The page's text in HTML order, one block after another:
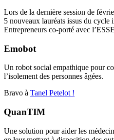
Lors de la dernière session de
5 nouveaux lauréats issus du cycle
Entrepreneurs co-porté avec
Emobot
Un robot social empathique pour
l’isolement des personnes âgées.
Bravo à Tanel Petelot !
QuanTIM
Une solution pour aider les